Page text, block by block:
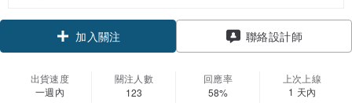
加入關注
聯絡設計師
出貨速度
一週內
關注人數
123
回應率
58%
上次上線
1 天內